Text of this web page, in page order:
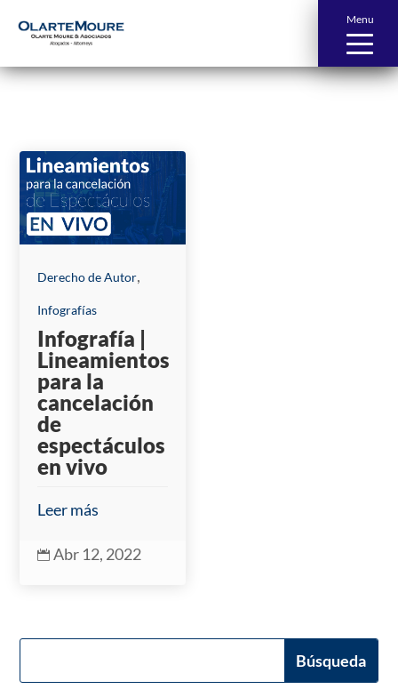
Menu
Derecho de Autor,
Infografías
Infografía |
Lineamientos
para la
cancelación
de
espectáculos
en vivo
Leer más
 Abr 12, 2022